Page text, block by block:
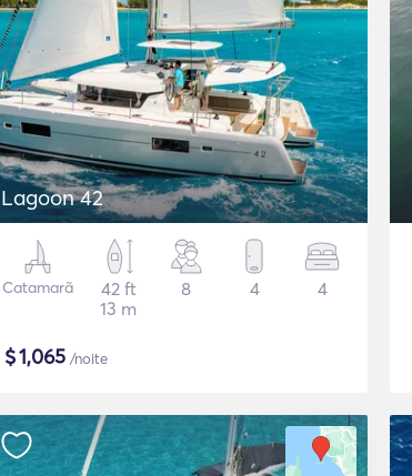
Lagoon 42
Catamarã
42 ft
13 m
8 4 4
$1,065 /noite